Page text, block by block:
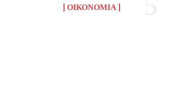
ΟΙΚΟΝΟΜΊΑ